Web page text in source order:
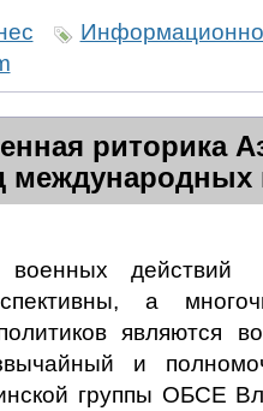
риторика
военных
а
являются
и
группы ОБСЕ